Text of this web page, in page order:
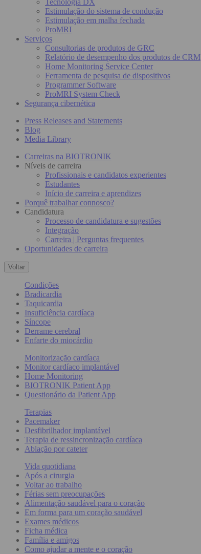
Estimulação do sistema de condução
Estimulação em malha fechada
ProMRI
Serviços
Consultorias de produtos de GRC
Relatório de desempenho dos produtos de CRM
Home Monitoring Service Center
Ferramenta de pesquisa de dispositivos
Programmer Software
ProMRI System Check
Segurança cibernética
Press Releases and Statements
Blog
Media Library
Carreiras na BIOTRONIK
Níveis de carreira
Profissionais e candidatos experientes
Estudantes
Início de carreira e aprendizes
Porquê trabalhar connosco?
Candidatura
Processo de candidatura e sugestões
Integração
Carreira | Perguntas frequentes
Oportunidades de carreira
Voltar
Condições
Bradicardia
Taquicardia
Insuficiência cardíaca
Síncope
Derrame cerebral
Enfarte do miocárdio
Monitorização cardíaca
Monitor cardíaco implantável
Home Monitoring
BIOTRONIK Patient App
Questionário da Patient App
Terapias
Pacemaker
Desfibrilhador implantável
Terapia de ressincronização cardíaca
Ablação por cateter
Vida quotidiana
Após a cirurgia
Voltar ao trabalho
Férias sem preocupações
Alimentação saudável para o coração
Em forma para um coração saudável
Exames médicos
Ficha médica
Família e amigos
Como ajudar a mente e o coração